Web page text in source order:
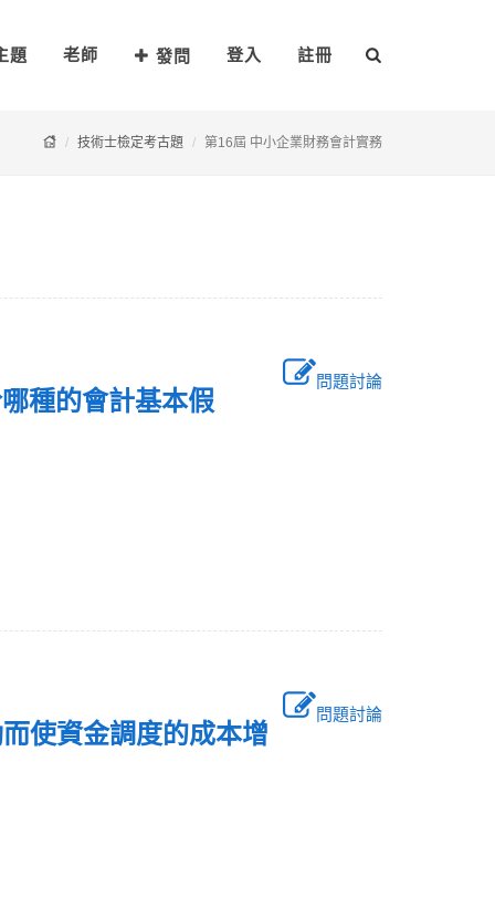
題 老師 發問 登入 註冊
技術士檢定考古題 第16屆 中小企業財務會計實務
問題討論
種的會計基本假
問題討論
使資金調度的成本增